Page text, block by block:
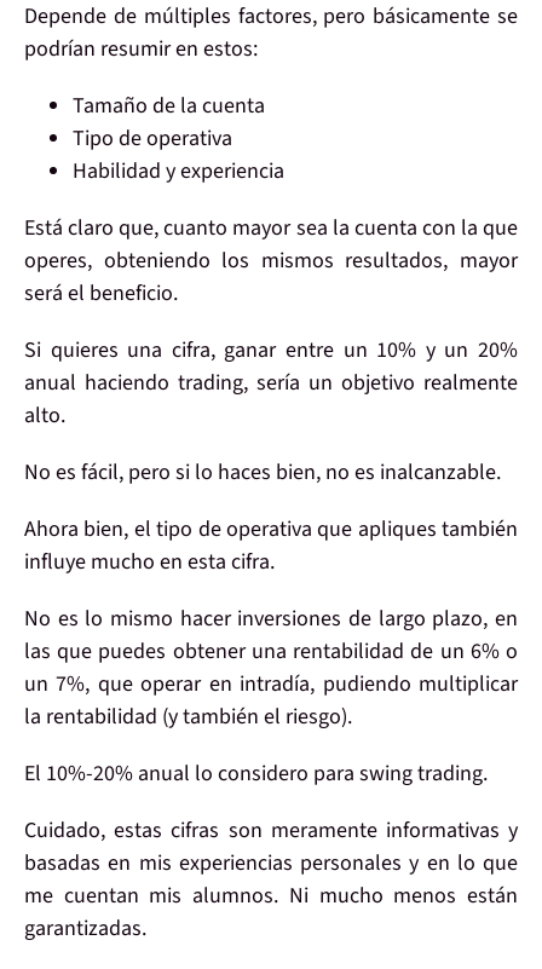
Depende de múltiples factores, pero básicamente se
podrían resumir en estos:
Tamaño de la cuenta
Tipo deoperativa
Habilidad y experiencia
Está claro que, cuanto mayorsea la cuenta con la que
operes, obteniendo los mismos resultados, mayor
será el beneficio.
Si quieres una cifra, ganar entre un 10% y un20%
anual haciendo trading, sería un objetivo realmente
alto.
No es fácil, pero si lo haces bien, no es inalcanzable.
Ahora bien, eltipo de operativa que apliques también
influye mucho en esta cifra.
No es lo mismo hacer inversiones de largo plazo, en
las que puedes obtener una rentabilidad de un 6% o
un 7%, que operar en intradía, pudiendo multiplicar
la rentabilidad (y también el riesgo).
El 10%-20% anual lo considero para swing trading.
Cuidado, estas cifras son meramente informativas y
basadas en mis experiencias personales y en lo que
me cuentan mis alumnos. Ni mucho menos están
garantizadas.